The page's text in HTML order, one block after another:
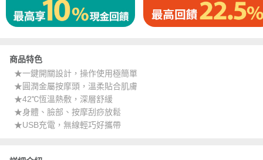
商品特色
★一鍵開關設計，操作使用極簡單
★圓潤金屬按摩頭，溫柔貼合肌膚
★42℃恆溫熱敷，深層舒緩
★身體、臉部、按摩刮痧放鬆
★USB充電，無線輕巧好攜帶